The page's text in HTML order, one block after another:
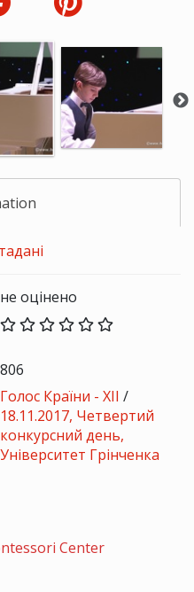
не оцінено
806
Голос Країни - ХІІ /
18.11.2017, Четвертий
конкурсний день,
Університет Грінченка
Center